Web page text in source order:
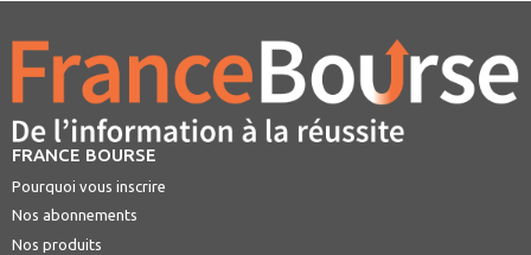
FRANCE BOURSE
Pourquoi vous inscrire
Nos abonnements
Nos produits